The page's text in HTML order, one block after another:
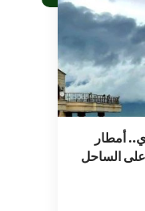
أمطار
الساحل